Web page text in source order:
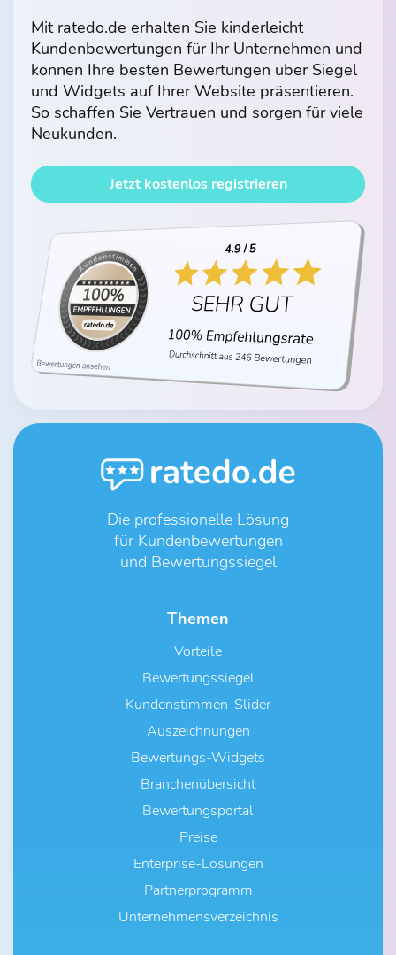
Mit ratedo.de erhalten Sie kinderleicht
Kundenbewertungen für Ihr Unternehmen und
können Ihre besten Bewertungen über Siegel
und Widgets auf Ihrer Website präsentieren.
So schaffen Sie Vertrauen und sorgen für viele
Neukunden.
Jetzt kostenlos registrieren
Die professionelle Lösung
für Kundenbewertungen
und Bewertungssiegel
Themen
Vorteile
Bewertungssiegel
Kundenstimmen-Slider
Auszeichnungen
Bewertungs-Widgets
Branchenübersicht
Bewertungsportal
Preise
Enterprise-Lösungen
Partnerprogramm
Unternehmensverzeichnis